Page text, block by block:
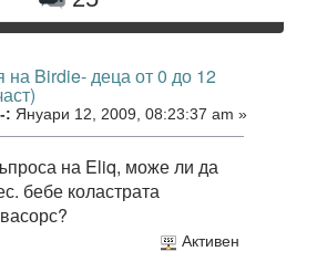
на Birdie- деца от 0 до 12
: Януари 12, 2009, 08:23:37 am »
на Eliq, може ли да
бебе коластрата
Активен